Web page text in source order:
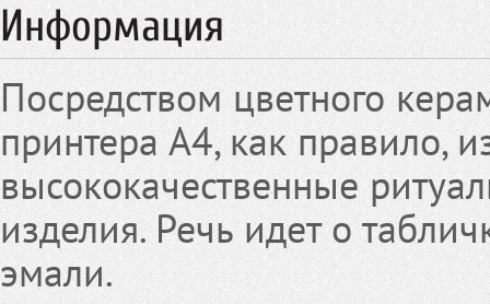
Информация
Посредством цветного
принтера А4, как правило,
высококачественные
изделия. Речь идет о
эмали.